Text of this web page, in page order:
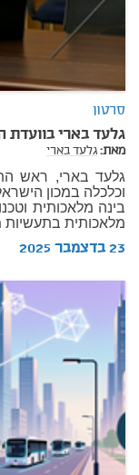
סרטון
גלעד בארי בוועדת
מאת:גלעד בארי
גלעד בארי, ראש
וכלכלה במכון
בינה מלאכותית
מלאכותית בתעשיות
23 בדצמבר 2025